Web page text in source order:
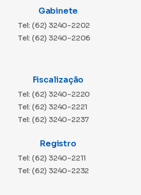
Gabinete
Tel: (62) 3240-2202
Tel: (62) 3240-2206
Fiscalização
Tel: (62) 3240-2220
Tel: (62) 3240-2221
Tel: (62) 3240-2237
Registro
Tel: (62) 3240-2211
Tel: (62) 3240-2232